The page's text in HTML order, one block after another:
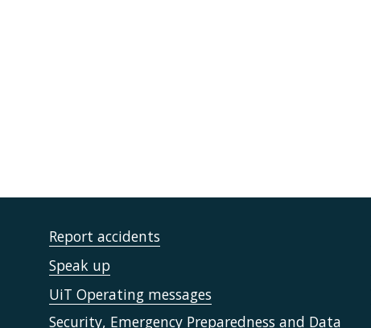
Report accidents
Speak up
UiT Operating messages
Security, Emergency Preparedness and Data